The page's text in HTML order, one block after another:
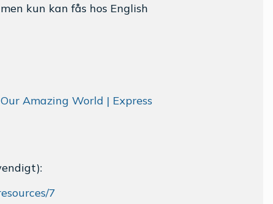
kun kan fås hos English
Amazing World | Express
7